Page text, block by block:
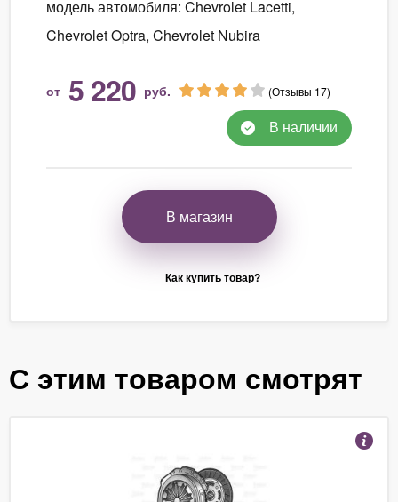
модель автомобиля: Chevrolet Lacetti,
Chevrolet Optra, Chevrolet Nubira
от 5 220 руб. (Отзывы 17)
В наличии
В магазин
Как купить товар?
С этим товаром смотрят